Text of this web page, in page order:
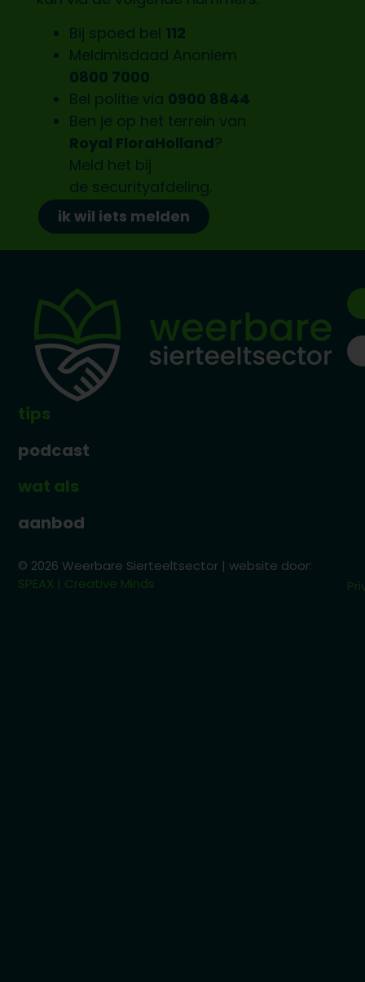
Bij spoed bel 112
Meldmisdaad Anoniem
0800 7000
Bel politie via 0900 8844
Ben je op het terrein van
Royal FloraHolland?
Meld het bij
de securityafdeling.
ik wil iets melden
tips
podcast
wat als
aanbod
© 2026 Weerbare Sierteeltsector | website door:
SPEAX | Creative Minds